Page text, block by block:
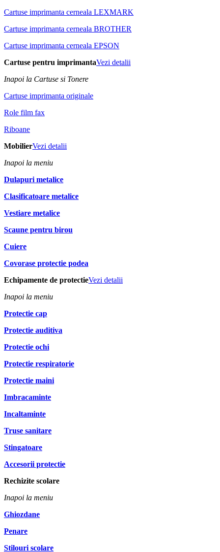
Cartuse imprimanta cerneala LEXMARK
Cartuse imprimanta cerneala BROTHER
Cartuse imprimanta cerneala EPSON
Cartuse pentru imprimantaVezi detalii
Inapoi la Cartuse si Tonere
Cartuse imprimanta originale
Role film fax
Riboane
MobilierVezi detalii
Inapoi la meniu
Dulapuri metalice
Clasificatoare metalice
Vestiare metalice
Scaune pentru birou
Cuiere
Covorase protectie podea
Echipamente de protectieVezi detalii
Inapoi la meniu
Protectie cap
Protectie auditiva
Protectie ochi
Protectie respiratorie
Protectie maini
Imbracaminte
Incaltaminte
Truse sanitare
Stingatoare
Accesorii protectie
Rechizite scolare
Inapoi la meniu
Ghiozdane
Penare
Stilouri scolare